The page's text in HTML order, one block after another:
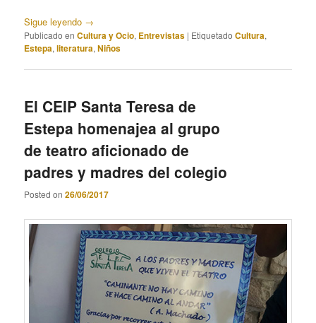
Sigue leyendo →
Publicado en Cultura y Ocio, Entrevistas | Etiquetado Cultura,
Estepa,literatura,Niños
El CEIP Santa Teresa de
Estepa homenajea al grupo
de teatro aficionado de
padres y madres del colegio
Posted on26/06/2017